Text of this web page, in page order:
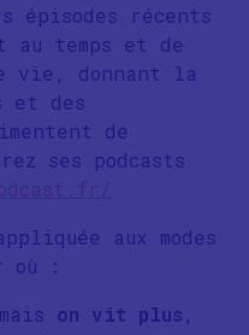
épisodes récents
au temps et de
vie, donnant la
et des
de
ses podcasts
aux modes
où :
on vit plus ,